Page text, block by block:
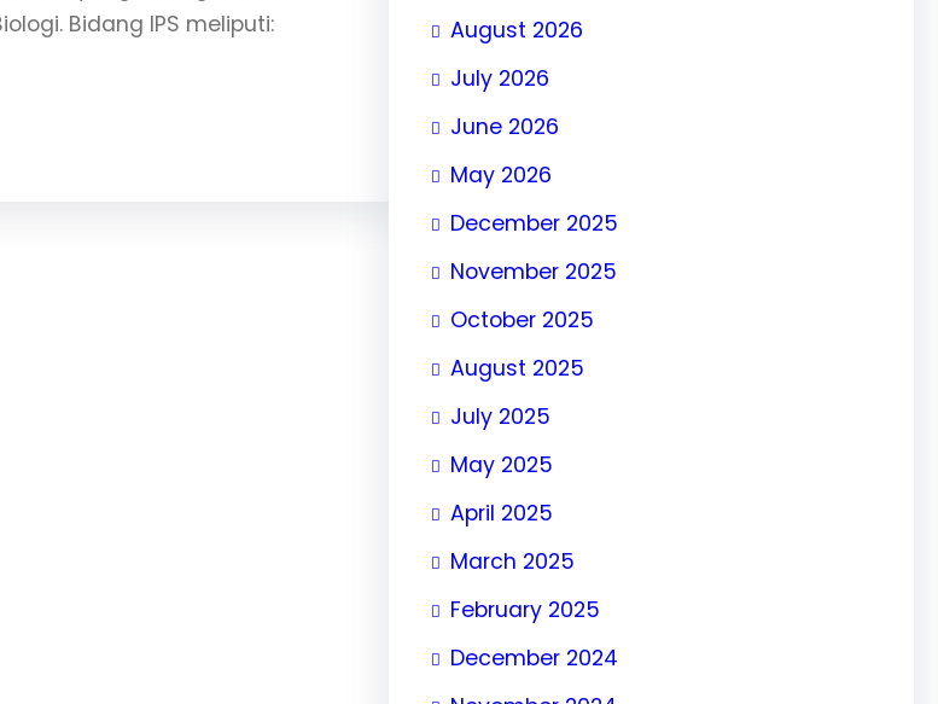
Bidang IPS meliputi:
August 2026
July 2026
June 2026
May 2026
December 2025
November 2025
October 2025
August 2025
July 2025
May 2025
April 2025
March 2025
February 2025
December 2024